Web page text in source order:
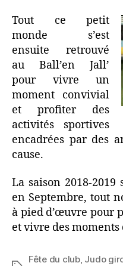
Tout ce petit
monde s’est
ensuite retrouvé
au Ball’en Jall’
pour vivre un
moment convivial
et profiter des
activités sportives
encadrées par des
cause.
La saison 2018-2019
en Septembre, tout
à pied d’œuvre pour
et vivre des moments
Fête du club, Judo